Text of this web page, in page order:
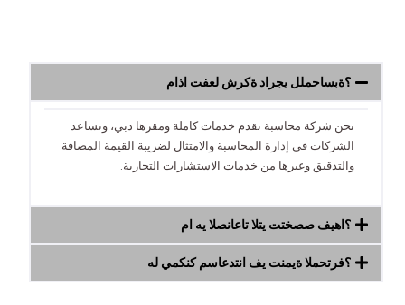
ماذا تفعل شركة دارجي للمحاسبة؟
نحن شركة محاسبة تقدم خدمات كاملة ومقرها دبي، ونساعد
الشركات في إدارة المحاسبة والامتثال لضريبة القيمة المضافة
والتدقيق وغيرها من خدمات الاستشارات التجارية.
ما هي الصناعات التي تتخصص فيها؟
هل يمكنك مساعدتنا في تنمية المحترف؟